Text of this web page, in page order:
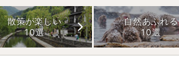
散策が楽しい
10選
自然あふれる
10選